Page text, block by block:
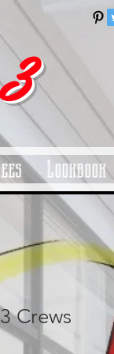
Lookbook
Crews